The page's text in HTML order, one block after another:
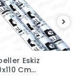
Sepete Ekle
Eskiz
Cm